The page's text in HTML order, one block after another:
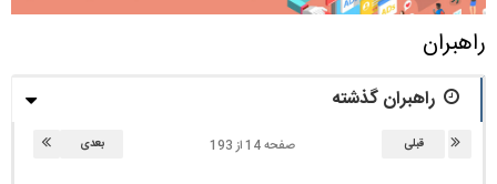
راهبران
راهبران گذشته
قبلی بعدی صفحه 14 از 193